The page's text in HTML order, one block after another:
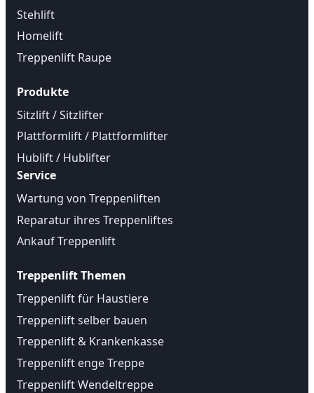
Stehlift
Homelift
Treppenlift Raupe
Produkte
Sitzlift / Sitzlifter
Plattformlift / Plattformlifter
Hublift / Hublifter
Service
Wartung von Treppenliften
Reparatur ihres Treppenliftes
Ankauf Treppenlift
Treppenlift Themen
Treppenlift für Haustiere
Treppenlift selber bauen
Treppenlift & Krankenkasse
Treppenlift enge Treppe
Treppenlift Wendeltreppe